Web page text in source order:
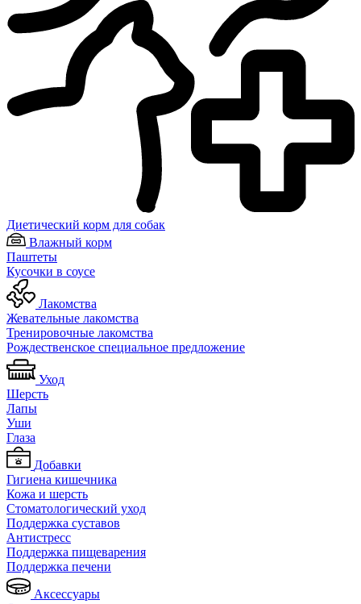
Диетический корм для собак
Влажный корм
Паштеты
Кусочки в соусе
Лакомства
Жевательные лакомства
Тренировочные лакомства
Рождественское специальное предложение
Уход
Шерсть
Лапы
Уши
Глаза
Добавки
Гигиена кишечника
Кожа и шерсть
Cтоматологический уход
Поддержка суставов
Антистресс
Поддержка пищеварения
Поддержка печени
Аксессуары